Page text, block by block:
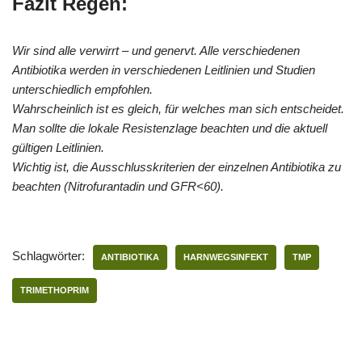
Wir sind alle verwirrt – und genervt. Alle verschiedenen
Antibiotika werden in verschiedenen Leitlinien und Studien
unterschiedlich empfohlen.
Wahrscheinlich ist es gleich, für welches man sich entscheidet.
Man sollte die lokale Resistenzlage beachten und die aktuell
gültigen Leitlinien.
Wichtig ist, die Ausschlusskriterien der einzelnen Antibiotika zu
beachten (Nitrofurantadin und GFR<60).
Schlagwörter: ANTIBIOTIKA HARNWEGSINFEKT TMP
TRIMETHOPRIM